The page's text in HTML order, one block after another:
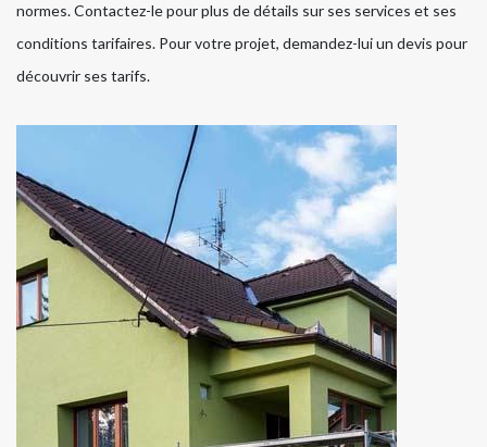
normes. Contactez-le pour plus de détails sur ses services et ses
conditions tarifaires. Pour votre projet, demandez-lui un devis pour
découvrir ses tarifs.